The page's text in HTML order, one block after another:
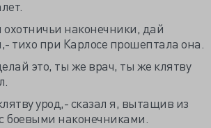
наконечники, дай
тихо при Карлосе прошептала она.
это, ты же врач, ты же клятву
урод,- сказал я, вытащив из
боевыми наконечниками.